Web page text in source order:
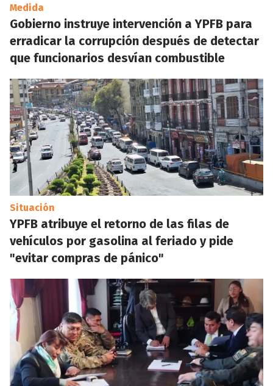
Medida
Gobierno instruye intervención a YPFB para
erradicar la corrupción después de detectar
que funcionarios desvían combustible
Situación
YPFB atribuye el retorno de las filas de
vehículos por gasolina al feriado y pide
"evitar compras de pánico"